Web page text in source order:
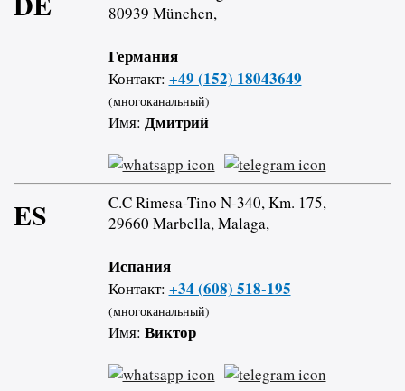
80939 München,
Германия
Контакт: +49 (152) 18043649
(многоканальный)
Имя: Дмитрий
ES
C.C Rimesa-Tino N-340, Km. 175,
29660 Marbella, Malaga,
Испания
Контакт: +34 (608) 518-195
(многоканальный)
Имя: Виктор